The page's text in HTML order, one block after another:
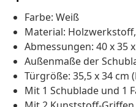
Farbe: Weiß
Material:
Abmessungen: 40 x 35
Außenmaße der
Türgröße: 35,5 x 34 cm
Mit 1 Schublade und 1